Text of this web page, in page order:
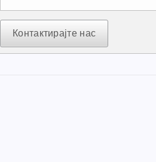
Контактирајте нас